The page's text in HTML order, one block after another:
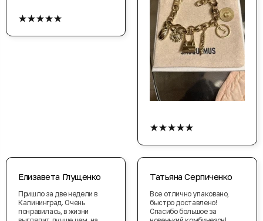
★★★★★
★★★★★
Елизавета Глущенко
Пришло за две недели в
Калининград. Очень
понравилась, в жизни
Татьяна Серпиченко
Все отлично упаковано,
быстро доставлено!
Спасибо большое за